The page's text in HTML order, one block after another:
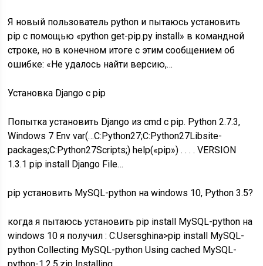
Я новый пользователь python и пытаюсь установить
pip с помощью «python get-pip.py install» в командной
строке, но в конечном итоге с этим сообщением об
ошибке: «Не удалось найти версию,…
Установка Django с pip
Попытка установить Django из cmd с pip. Python 2.7.3,
Windows 7 Env var(…C:Python27;C:Python27Libsite-
packages;C:Python27Scripts;) help(«pip») . . . . VERSION
1.3.1 pip install Django File…
pip установить MySQL-python на windows 10, Python 3.5?
когда я пытаюсь установить pip install MySQL-python на
windows 10 я получил : C:Usersghina>pip install MySQL-
python Collecting MySQL-python Using cached MySQL-